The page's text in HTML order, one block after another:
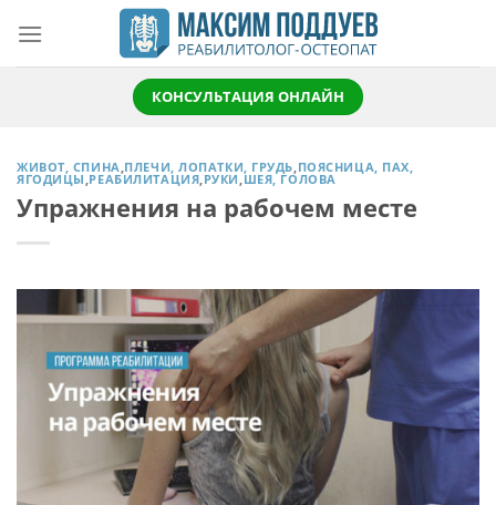
content
КОНСУЛЬТАЦИЯ ОНЛАЙН
ЖИВОТ, СПИНА,ПЛЕЧИ, ЛОПАТКИ, ГРУДЬ,ПОЯСНИЦА, ПАХ,
ЯГОДИЦЫ,РЕАБИЛИТАЦИЯ,РУКИ,ШЕЯ, ГОЛОВА
Упражнения на рабочем месте